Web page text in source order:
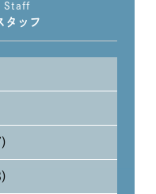
Staff
タッフ